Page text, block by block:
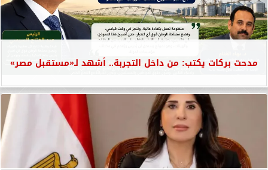
مدحت بركات يكتب: من داخل التجربة.. أشهد لـ«مستقبل مصر»